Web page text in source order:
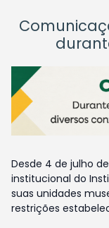
Desde 4 de julho
institucional do
suas unidades
restrições